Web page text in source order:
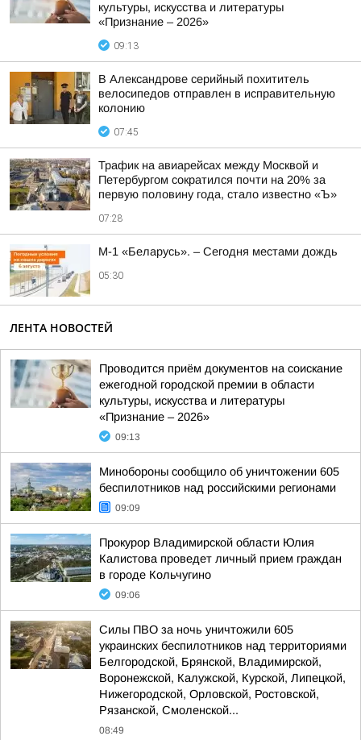
культуры, искусства и литературы
«Признание – 2026»
09:13
В Александрове серийный похититель
велосипедов отправлен в исправительную
колонию
07:45
Трафик на авиарейсах между Москвой и
Петербургом сократился почти на 20% за
первую половину года, стало известно «Ъ»
07:28
М-1 «Беларусь». – Сегодня местами дождь
05:30
ЛЕНТА НОВОСТЕЙ
Проводится приём документов на соискание
ежегодной городской премии в области
культуры, искусства и литературы
«Признание – 2026»
09:13
Минобороны сообщило об уничтожении 605
беспилотников над российскими регионами
09:09
Прокурор Владимирской области Юлия
Калистова проведет личный прием граждан
в городе Кольчугино
09:06
Силы ПВО за ночь уничтожили 605
украинских беспилотников над территориями
Белгородской, Брянской, Владимирской,
Воронежской, Калужской, Курской, Липецкой,
Нижегородской, Орловской, Ростовской,
Рязанской, Смоленской...
08:49